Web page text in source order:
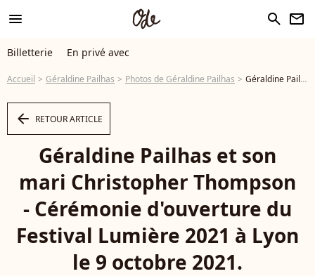
menu search newsletter
Billetterie En privé avec
Accueil Géraldine Pailhas Photos de Géraldine Pailhas Géraldine Pailhas et son mari Christopher Thompson - Cérémonie d'ouverture du Festival Lumière 2021 à Lyon le 9 octobre 2021. © Dominique Jacovides / Bestimage - Photo
arrow_left RETOUR ARTICLE
Géraldine Pailhas et son
mari Christopher Thompson
- Cérémonie d'ouverture du
Festival Lumière 2021 à Lyon
le 9 octobre 2021.